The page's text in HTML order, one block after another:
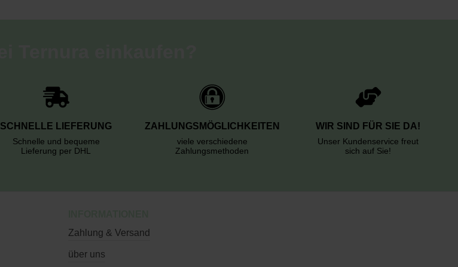
SCHNELLE LIEFERUNG
Schnelle und bequeme
Lieferung per DHL
ZAHLUNGSMÖGLICHKEITEN
viele verschiedene
Zahlungsmethoden
WIR SIND FÜR SIE DA!
Unser Kundenservice freut
sich auf Sie!
Zahlung & Versand
über uns